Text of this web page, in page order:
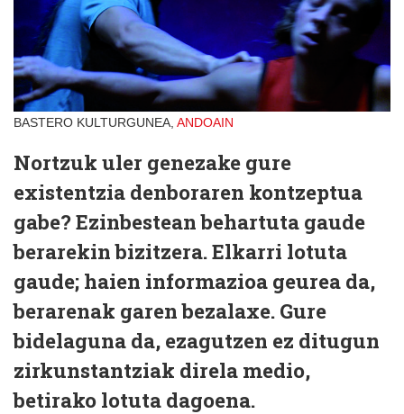
BASTERO KULTURGUNEA, ANDOAIN
Nortzuk uler genezake gure
existentzia denboraren kontzeptua
gabe? Ezinbestean behartuta gaude
berarekin bizitzera. Elkarri lotuta
gaude; haien informazioa geurea da,
berarenak garen bezalaxe. Gure
bidelaguna da, ezagutzen ez ditugun
zirkunstantziak direla medio,
betirako lotuta dagoena.